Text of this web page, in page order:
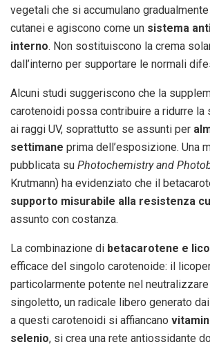
vegetali che si accumulano
cutanei e agiscono come un sistema
interno. Non sostituiscono la crema
dall’interno per supportare le normali
Alcuni studi suggeriscono che la
carotenoidi possa contribuire a ridurre la
ai raggi UV, soprattutto se assunti per
settimane prima dell’esposizione. Una
pubblicata su Photochemistry and
Krutmann) ha evidenziato che il
supporto misurabile alla resistenza
assunto con costanza.
La combinazione di betacarotene e
efficace del singolo carotenoide: il
particolarmente potente nel neutralizzare
singoletto, un radicale libero generato dai
a questi carotenoidi si affiancano
selenio, si crea una rete antiossidante